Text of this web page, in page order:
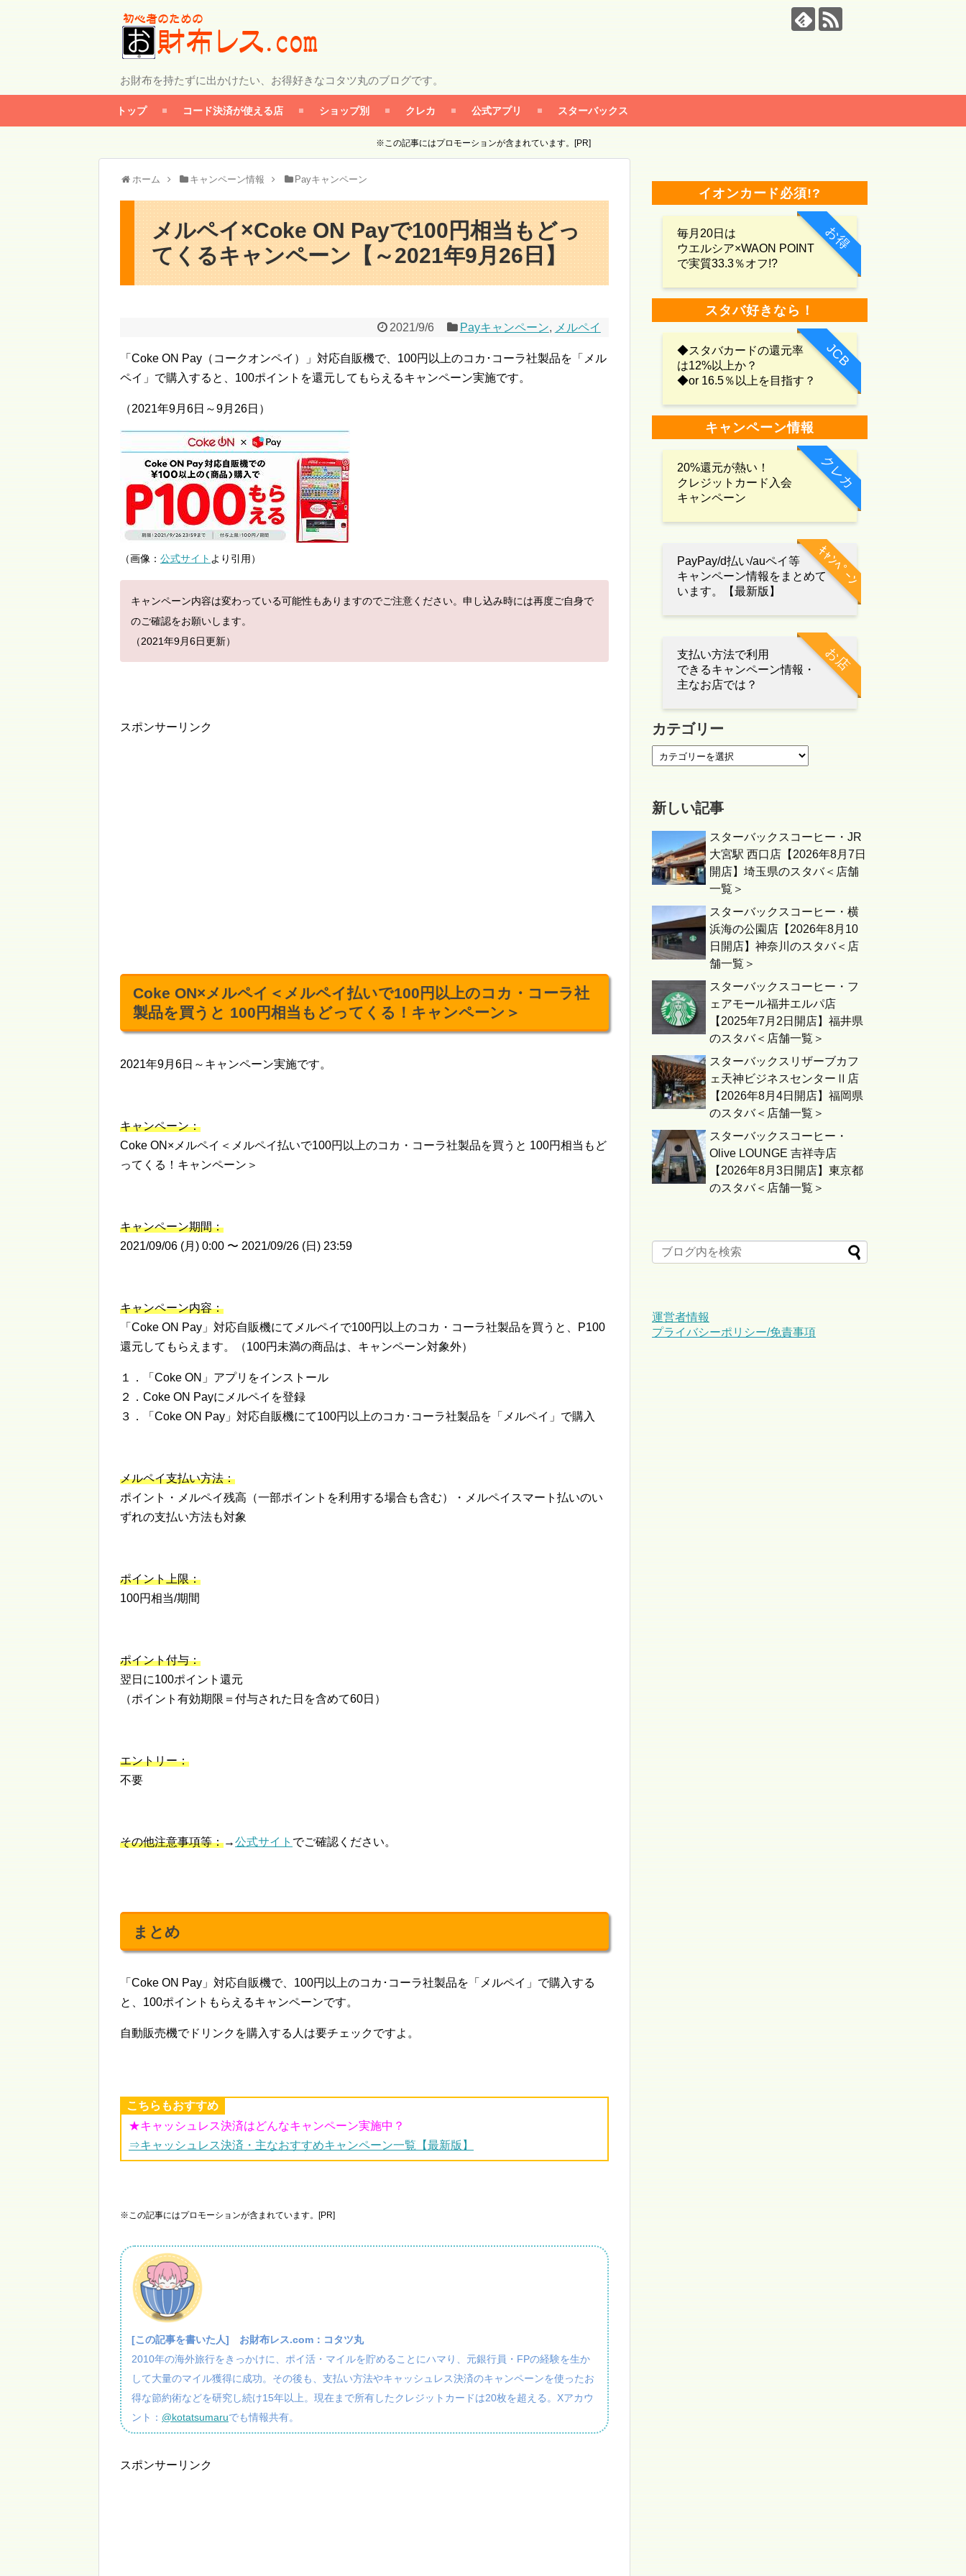
お財布を持たずに出かけたい、お得好きなコタツ丸のブログです。
トップ コード決済が使える店 ショップ別 クレカ 公式アプリ スターバックス
※この記事にはプロモーションが含まれています。[PR]
ホーム キャンペーン情報 Payキャンペーン
メルペイ×Coke ON Payで100円相当もどっ
てくるキャンペーン【～2021年9月26日】
2021/9/6 Payキャンペーン, メルペイ
「Coke ON Pay（コークオンペイ）」対応自販機で、100円以上のコカ･コーラ社製品を「メル
ペイ」で購入すると、100ポイントを還元してもらえるキャンペーン実施です。
（2021年9月6日～9月26日）
（画像： 公式サイト より引用）
キャンペーン内容は変わっている可能性もありますのでご注意ください。申し込み時には再度ご自身で
のご確認をお願いします。
（2021年9月6日更新）
スポンサーリンク
Coke ON×メルペイ＜メルペイ払いで100円以上のコカ・コーラ社
製品を買うと 100円相当もどってくる！キャンペーン＞
2021年9月6日～キャンペーン実施です。
キャンペーン：
Coke ON×メルペイ＜メルペイ払いで100円以上のコカ・コーラ社製品を買うと 100円相当もど
ってくる！キャンペーン＞
キャンペーン期間：
2021/09/06 (月) 0:00 〜 2021/09/26 (日) 23:59
キャンペーン内容：
「Coke ON Pay」対応自販機にてメルペイで100円以上のコカ・コーラ社製品を買うと、P100
還元してもらえます。（100円未満の商品は、キャンペーン対象外）
１．「Coke ON」アプリをインストール
２．Coke ON Payにメルペイを登録
３．「Coke ON Pay」対応自販機にて100円以上のコカ･コーラ社製品を「メルペイ」で購入
メルペイ支払い方法：
ポイント・メルペイ残高（一部ポイントを利用する場合も含む）・メルペイスマート払いのい
ずれの支払い方法も対象
ポイント上限：
100円相当/期間
ポイント付与：
翌日に100ポイント還元
（ポイント有効期限＝付与された日を含めて60日）
エントリー：
不要
その他注意事項等：→公式サイト でご確認ください。
まとめ
「Coke ON Pay」対応自販機で、100円以上のコカ･コーラ社製品を「メルペイ」で購入する
と、100ポイントもらえるキャンペーンです。
自動販売機でドリンクを購入する人は要チェックですよ。
こちらもおすすめ
★キャッシュレス決済はどんなキャンペーン実施中？
⇒キャッシュレス決済・主なおすすめキャンペーン一覧【最新版】
※この記事にはプロモーションが含まれています。[PR]
[この記事を書いた人] お財布レス.com：コタツ丸
2010年の海外旅行をきっかけに、ポイ活・マイルを貯めることにハマり、元銀行員・FPの経験を生か
して大量のマイル獲得に成功。その後も、支払い方法やキャッシュレス決済のキャンペーンを使ったお
得な節約術などを研究し続け15年以上。現在まで所有したクレジットカードは20枚を超える。Xアカウ
ント： @kotatsumaruでも情報共有。
スポンサーリンク
イオンカード必須!?
お得
毎月20日は
ウエルシア×WAON POINT
で実質33.3％オフ!?
スタバ好きなら！
JCB
◆スタバカードの還元率
は12%以上か？
◆or 16.5％以上を目指す？
キャンペーン情報
クレカ
20%還元が熱い！
クレジットカード入会
キャンペーン
ｷｬﾝﾍﾟｰﾝ
PayPay/d払い/auペイ等
キャンペーン情報をまとめて
います。【最新版】
お店
支払い方法で利用
できるキャンペーン情報・
主なお店では？
カテゴリー
新しい記事
スターバックスコーヒー・JR
大宮駅 西口店【2026年8月7日
開店】埼玉県のスタバ＜店舗
一覧＞
スターバックスコーヒー・横
浜海の公園店【2026年8月10
日開店】神奈川のスタバ＜店
舗一覧＞
スターバックスコーヒー・フ
ェアモール福井エルパ店
【2025年7月2日開店】福井県
のスタバ＜店舗一覧＞
スターバックスリザーブカフ
ェ天神ビジネスセンターⅡ店
【2026年8月4日開店】福岡県
のスタバ＜店舗一覧＞
スターバックスコーヒー・
Olive LOUNGE 吉祥寺店
【2026年8月3日開店】東京都
のスタバ＜店舗一覧＞
運営者情報
プライバシーポリシー/免責事項